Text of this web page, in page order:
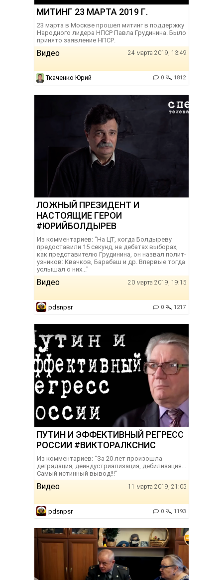
МИТИНГ 23 МАРТА 2019 Г.
23 марта в Москве прошел митинг в поддержку
Народного лидера НПСР Павла Грудинина. Было
принято заявление НПСР.
Видео 24 марта 2019, 13:49
Ткаченко Юрий 0 1812
ЛОЖНЫЙ ПРЕЗИДЕНТ И
НАСТОЯЩИЕ ГЕРОИ
#ЮРИЙБОЛДЫРЕВ
Из комментариев: "На ЦТ, когда Болдыреву
предоставили 15 секунд, на дебатах выборах,
как представителю Грудинина, он назвал полит-
узников: Квачков, Барабаш и др. Впервые тогда
услышал о них... "
Видео 20 марта 2019, 19:15
pdsnpsr 0 1217
ПУТИН И ЭФФЕКТИВНЫЙ РЕГРЕСС
РОССИИ #ВИКТОРАЛКСНИС
Из комментариев: "За 20 лет произошла
деградация, деиндустриализация, дебилизация...
Самый истинный вывод!!!"
Видео 11 марта 2019, 21:05
pdsnpsr 0 1193